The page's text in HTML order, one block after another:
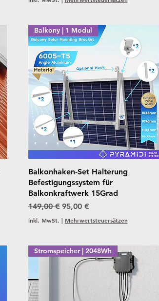
Schnellansicht
Balkony | 1 Modul
Balkonhaken-Set Halterung
Befestigungssystem für
Balkonkraftwerk 15Grad
Standardpreis
149,00 € Sale-Preis
95,00 €
inkl. MwSt. | Mehrwertsteuersätzen
Stromspeicher | 2048Wh